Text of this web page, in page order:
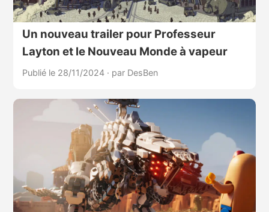
Un nouveau trailer pour Professeur
Layton et le Nouveau Monde à vapeur
Publié le 28/11/2024 · par DesBen